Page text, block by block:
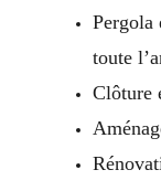
Pergola
toute
Clôture